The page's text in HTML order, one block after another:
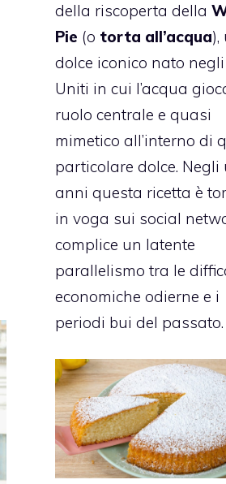
della riscoperta della
Pie (o torta all’acqua),
dolce iconico nato
Uniti in cui l’acqua
ruolo centrale e quasi
mimetico all’interno di
particolare dolce. Negli
anni questa ricetta è
in voga sui social
complice un latente
parallelismo tra le
economiche odierne e i
periodi bui del passato.